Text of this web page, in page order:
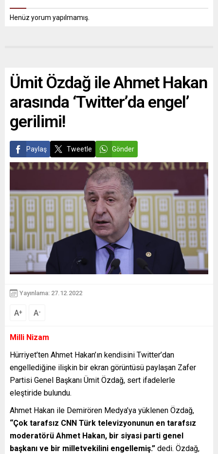
Henüz yorum yapılmamış.
Ümit Özdağ ile Ahmet Hakan
arasında ‘Twitter’da engel’
gerilimi!
Paylaş Tweetle Gönder
Yayınlama: 27.12.2022
A+ A-
Milli Nizam
Hürriyet’ten Ahmet Hakan’ın kendisini Twitter’dan
engellediğine ilişkin bir ekran görüntüsü paylaşan Zafer
Partisi Genel Başkanı Ümit Özdağ, sert ifadelerle
eleştiride bulundu.
Ahmet Hakan ile Demirören Medya’ya yüklenen Özdağ,
“Çok tarafsız CNN Türk televizyonunun en tarafsız
moderatörü Ahmet Hakan, bir siyasi parti genel
başkanı ve bir milletvekilini engellemiş.” dedi. Özdağ,